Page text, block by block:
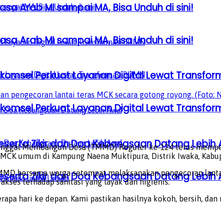
Arab MI sampai MA, Bisa Unduh di sini!
Perkuat Layanan Digital Lewat
Zikir dan Doa Kebangsaan Datang Lebih
Arab MI sampai MA, Bisa Unduh di sini!
Perkuat Layanan Digital Lewat
Zikir dan Doa Kebangsaan Datang Lebih
pengecoran lantai teras MCK secara gotong royong. (Foto:
Membangun Desa (TMMD) Reguler ke-124 terus
umum di Kampung Naena Muktipura, Distrik Iwaka,
bersama warga setempat melaksanakan pengecoran
terhadap sanitasi yang layak dan higienis.
hari ke depan. Kami pastikan hasilnya kokoh, bersih,